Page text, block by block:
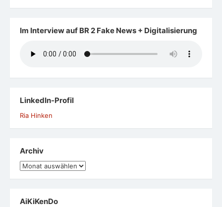
Im Interview auf BR 2 Fake News + Digitalisierung
LinkedIn-Profil
Ria Hinken
Archiv
Archiv
AiKiKenDo